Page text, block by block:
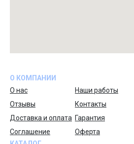
О КОМПАНИИ
О нас
Наши работы
Отзывы
Контакты
Доставка и оплата Гарантия
Соглашение
Оферта